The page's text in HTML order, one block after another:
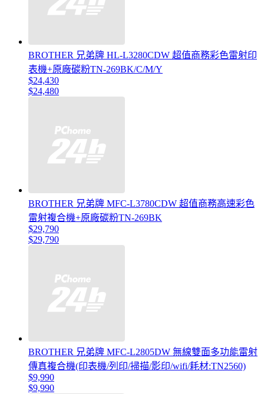
BROTHER 兄弟牌 HL-L3280CDW 超值商務彩色雷射印
表機+原廠碳粉TN-269BK/C/M/Y
$24,430
$24,480
BROTHER 兄弟牌 MFC-L3780CDW 超值商務高速彩色
雷射複合機+原廠碳粉TN-269BK
$29,790
$29,790
BROTHER 兄弟牌 MFC-L2805DW 無線雙面多功能雷射
傳真複合機(印表機/列印/掃描/影印/wifi/耗材:TN2560)
$9,990
$9,990